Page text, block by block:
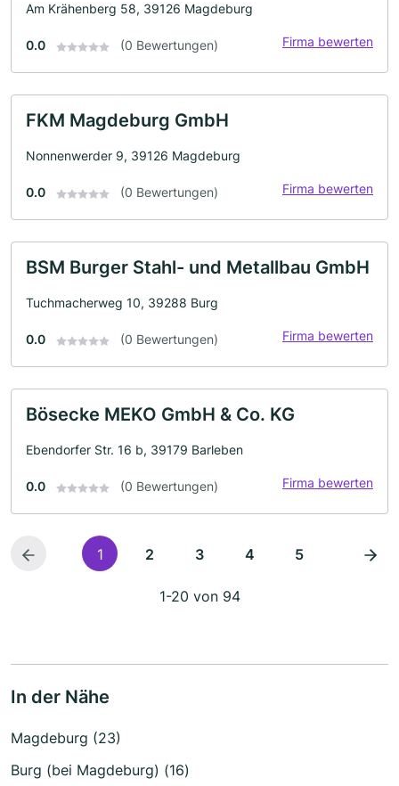
Am Krähenberg 58, 39126 Magdeburg
0.0 (0 Bewertungen) Firma bewerten
FKM Magdeburg GmbH
Nonnenwerder 9, 39126 Magdeburg
0.0 (0 Bewertungen) Firma bewerten
BSM Burger Stahl- und Metallbau GmbH
Tuchmacherweg 10, 39288 Burg
0.0 (0 Bewertungen) Firma bewerten
Bösecke MEKO GmbH & Co. KG
Ebendorfer Str. 16 b, 39179 Barleben
0.0 (0 Bewertungen) Firma bewerten
1 2 3 4 5
1-20 von 94
In der Nähe
Magdeburg (23)
Burg (bei Magdeburg) (16)